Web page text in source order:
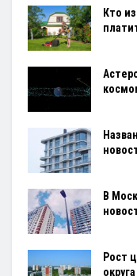
Кто
В
Рост